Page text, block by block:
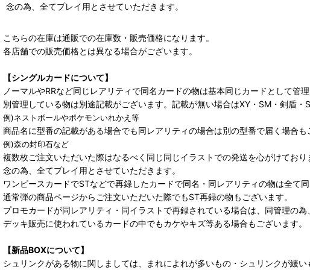
念の為、全てプレイ用とさせていただきます。
こちらの在庫は通販での在庫数・販売価格になります。
各店舗での販売価格とは異なる場合がございます。
【シングルカードについて】
ノーマルやRRなど同じレアリティで同名カードの物は基本同じカードとして管理
別管理している物は別途記載がございます。記載が無い場合はXY・SM・剣盾
例)ネストボールやポケモンいれかえ等
商品名に型番の記載がある場合でも同レアリティの場合は別の型番で届く場合も
例)森の封印石など
複数枚ご注文いただいた際はなるべく同じ同じイラストでの発送を心がけてお
念の為、全てプレイ用とさせていただきます。
ワンピースカードでSTなどで再録したカードで同名・同レアリティの物は全て同
通常弾の商品ページからご注文いただいた際でもST再録の物もございます。
プロモカードが同レアリティ・同イラストで再録されている場合は、同管理の為
デッキ販売に使われているカードの中でもカケやキズ等ある場合もございます。
【新品BOXについて】
シュリンクがある物に関しましては、まれによれが多いもの・シュリンクが緩